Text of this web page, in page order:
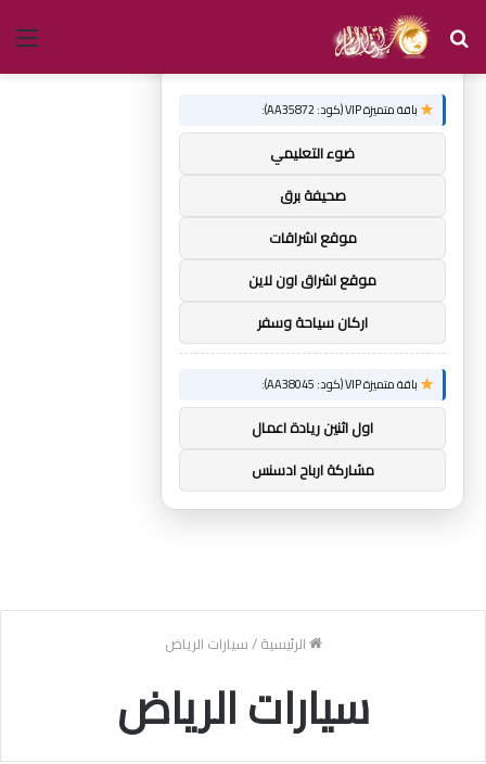
بحث
عن
الرئيسية/سيارات الرياض
سيارات الرياض
توصيات :
باقة متميزة VIP (كود: AA35872):
ضوء التعليمي
صحيفة برق
موقع اشراقات
موقع اشراق اون لاين
اركان سياحة وسفر
باقة متميزة VIP (كود: AA38045):
اول اثنين ريادة اعمال
مشاركة ارباح ادسنس